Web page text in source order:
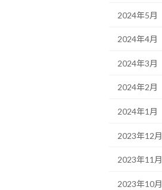
2024年5月
2024年4月
2024年3月
2024年2月
2024年1月
2023年12月
2023年11月
2023年10月